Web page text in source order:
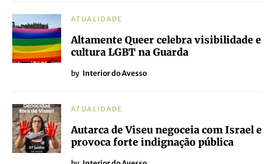
ATUALIDADE
Altamente Queer celebra visibilidade e
cultura LGBT na Guarda
by Interior do Avesso
ATUALIDADE
Autarca de Viseu negoceia com Israel e
provoca forte indignação pública